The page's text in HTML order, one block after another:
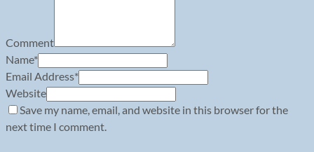
Comment
Name*
Email Address*
Website
Save my name, email, and website in this browser for the
next time I comment.